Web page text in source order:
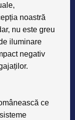
noastră
nu este greu
iluminare
negativ
ce